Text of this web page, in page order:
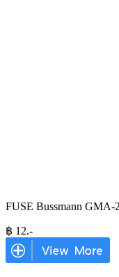
FUSE Bussmann
฿ 12.-